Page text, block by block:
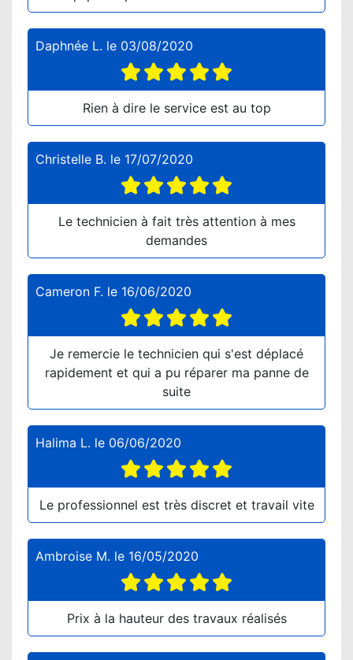
Daphnée L. le 03/08/2020
Rien à dire le service est au top
Christelle B. le 17/07/2020
Le technicien à fait très attention à mes
demandes
Cameron F. le 16/06/2020
Je remercie le technicien qui s'est déplacé
rapidement et qui a pu réparer ma panne de
suite
Halima L. le 06/06/2020
Le professionnel est très discret et travail vite
Ambroise M. le 16/05/2020
Prix à la hauteur des travaux réalisés